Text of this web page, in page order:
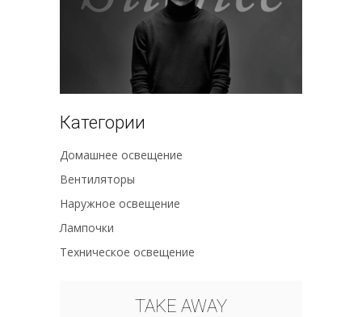
Категории
Домашнее освещение
Вентиляторы
Наружное освещение
Лампочки
Техническое освещение
TAKE AWAY